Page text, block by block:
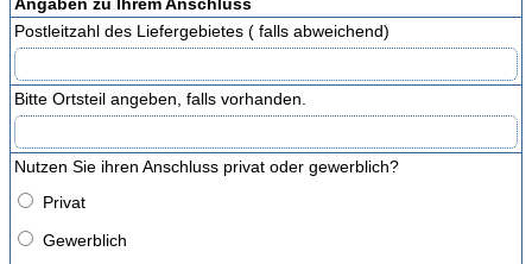
Postleitzahl des Liefergebietes ( falls abweichend)
Bitte Ortsteil angeben, falls vorhanden.
Nutzen Sie ihren Anschluss privat oder gewerblich?
Privat
Gewerblich